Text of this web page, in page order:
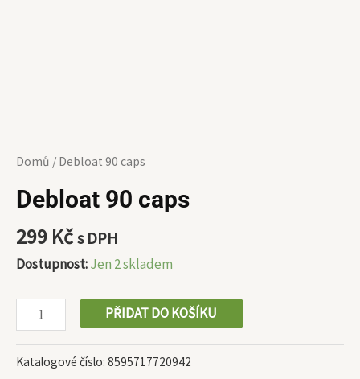
Domů / Debloat 90 caps
Debloat 90 caps
299 Kčs DPH
Dostupnost:Jen 2 skladem
PŘIDAT DO KOŠÍKU
Katalogové číslo: 8595717720942